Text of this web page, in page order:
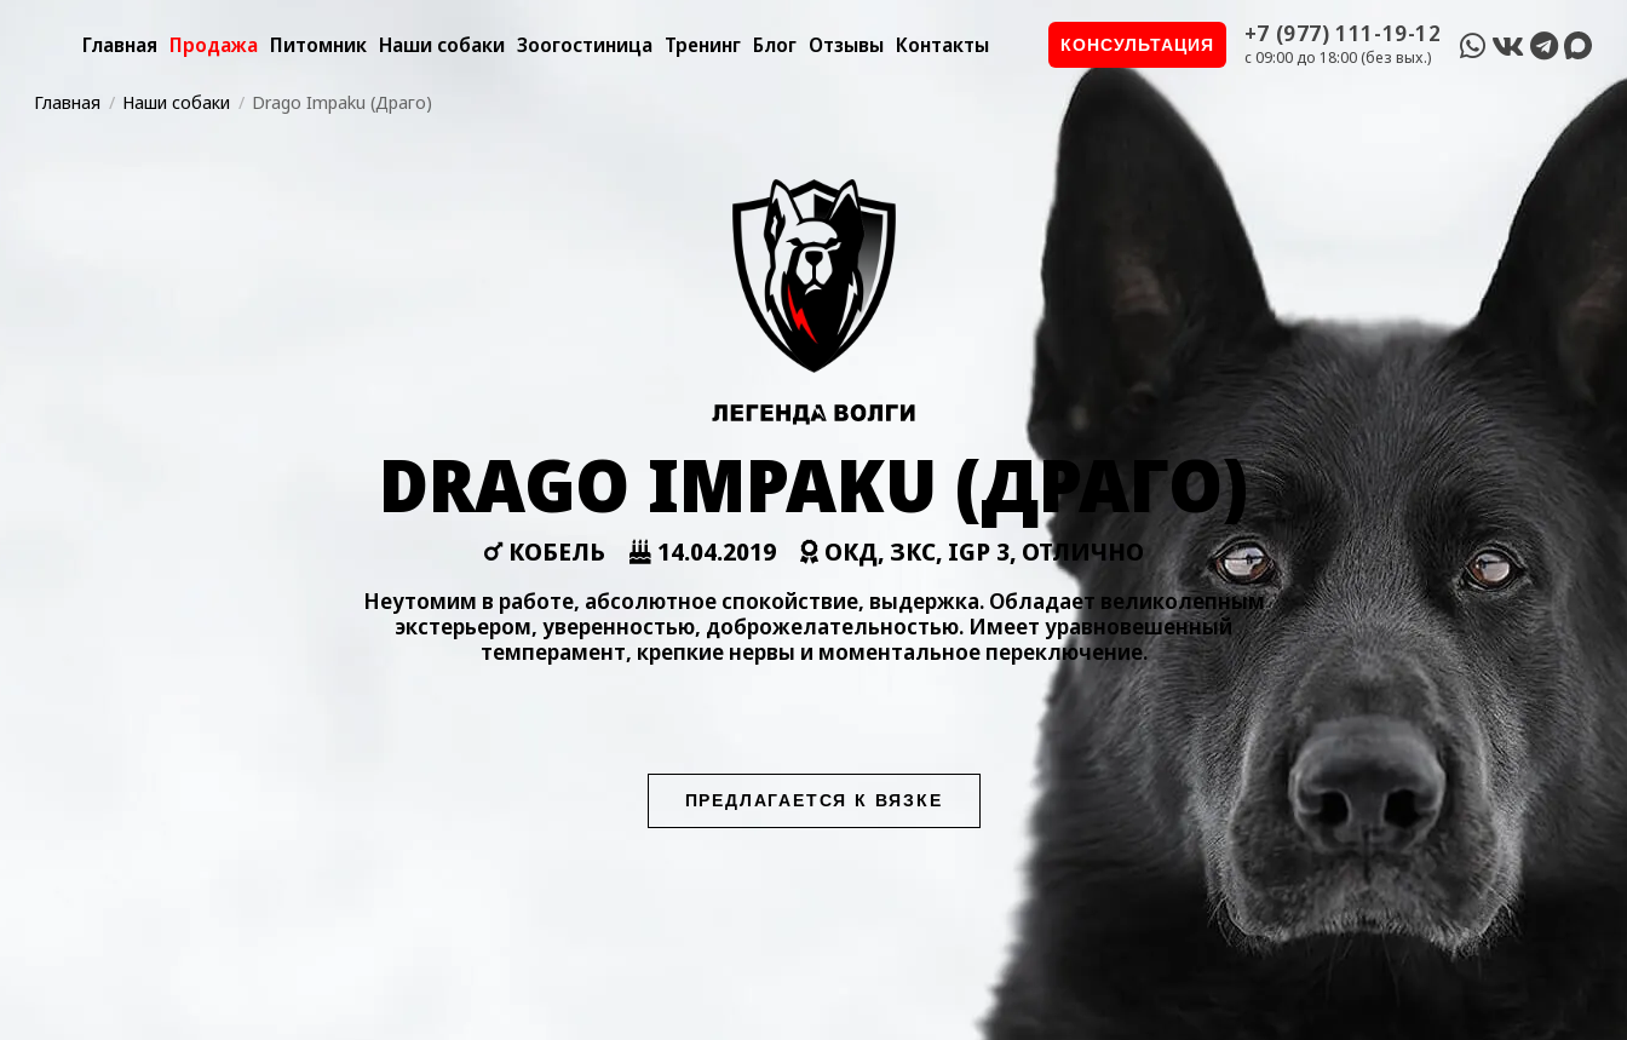
Главная Продажа Питомник Наши собаки Зоогостиница Тренинг Блог Отзывы Контакты КОНСУЛЬТАЦИЯ +7 (977) 111-19-12
c 09:00 до 18:00 (без вых.)
Главная Наши собаки Drago Impaku (Драго)
DRAGO IMPAKU (ДРАГО)
КОБЕЛЬ 14.04.2019 ОКД, ЗКС, IGP 3, ОТЛИЧНО
Неутомим в работе, абсолютное спокойствие, выдержка. Обладает великолепным
экстерьером, уверенностью, доброжелательностью. Имеет уравновешенный
темперамент, крепкие нервы и моментальное переключение.
ПРЕДЛАГАЕТСЯ К ВЯЗКЕ